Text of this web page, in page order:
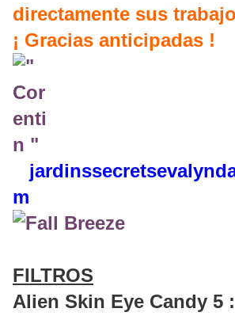
directamente sus
¡ Gracias anticipadas !
jardinssecretse
m
FILTROS
Alien Skin Eye Candy 5